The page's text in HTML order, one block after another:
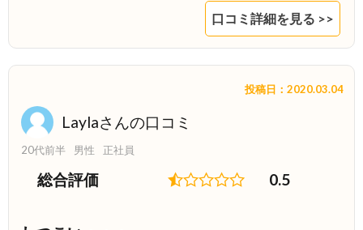
口コミ詳細を見る >>
Laylaさんの口コミ
投稿日：2020.03.04
20代前半 男性 正社員
総合評価 0.5